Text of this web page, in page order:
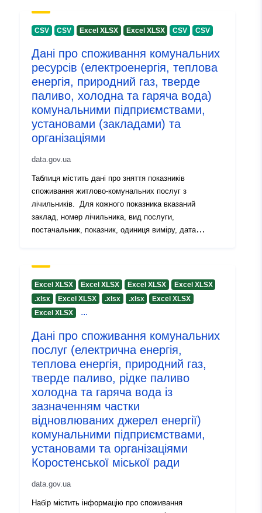
Bijgewerkt op data.europa.eu:
July 2026
Identificatoren:
7055b99a-bd2e-4203-a25e-
8dc6c04a32f4
uriRef:
http://data.europa.eu/88u/dataset/
bd2e-4203-a25e-8dc6c04a32f4
CSV CSV Excel XLSX Excel XLSX CSV CSV
Дані про споживання комунальних
ресурсів (електроенергія, теплова
енергія, природний газ, тверде
паливо, холодна та гаряча вода)
комунальними підприємствами,
установами (закладами) та
організаціями
data.gov.ua
Таблиця містить дані про зняття показників
споживання житлово-комунальних послуг з
лічильників. Для кожного показника вказаний
заклад, номер лічильника, вид послуги,
постачальник, показник, одиниця виміру, дата
Excel XLSX Excel XLSX Excel XLSX
Excel XLSX
.xlsx
Excel XLSX .xlsx .xlsx
Excel XLSX
Excel XLSX
...
Дані про споживання комунальних
послуг (електрична енергія,
теплова енергія, природний газ,
тверде паливо, рідке паливо
холодна та гаряча вода із
зазначенням частки
відновлюваних джерел енергії)
комунальними підприємствами,
установами та організаціями
Коростенської міської ради
data.gov.ua
Набір містить інформацію про споживання